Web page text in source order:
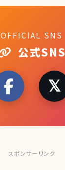
OFFICIAL SNS
公式SNS
スポンサーリンク